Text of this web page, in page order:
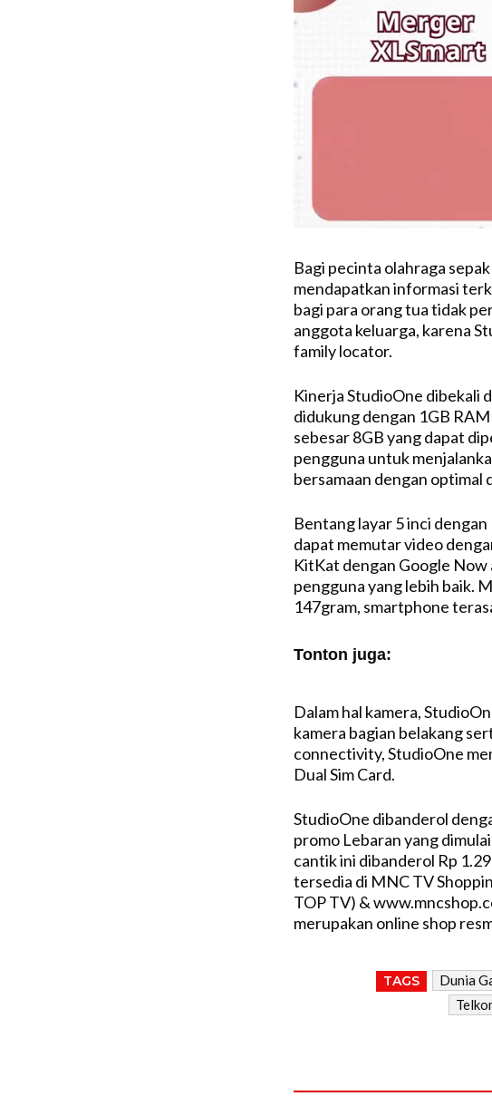
Bagi pecinta olahraga
mendapatkan informasi
bagi para orang tua tidak
anggota keluarga, karena
family locator.
Kinerja StudioOne dibekali
didukung dengan 1GB
sebesar 8GB yang dapat
pengguna untuk
bersamaan dengan optimal
Bentang layar 5 inci
dapat memutar video
KitKat dengan Google Now
pengguna yang lebih baik.
147gram, smartphone
Tonton juga:
Video Rekomendasi Untuk
Dalam hal kamera,
kamera bagian belakang
connectivity, StudioOne
Dual Sim Card.
StudioOne dibanderol
promo Lebaran yang
cantik ini dibanderol Rp
tersedia di MNC TV
TOP TV) &
merupakan online shop
TAGS Dunia